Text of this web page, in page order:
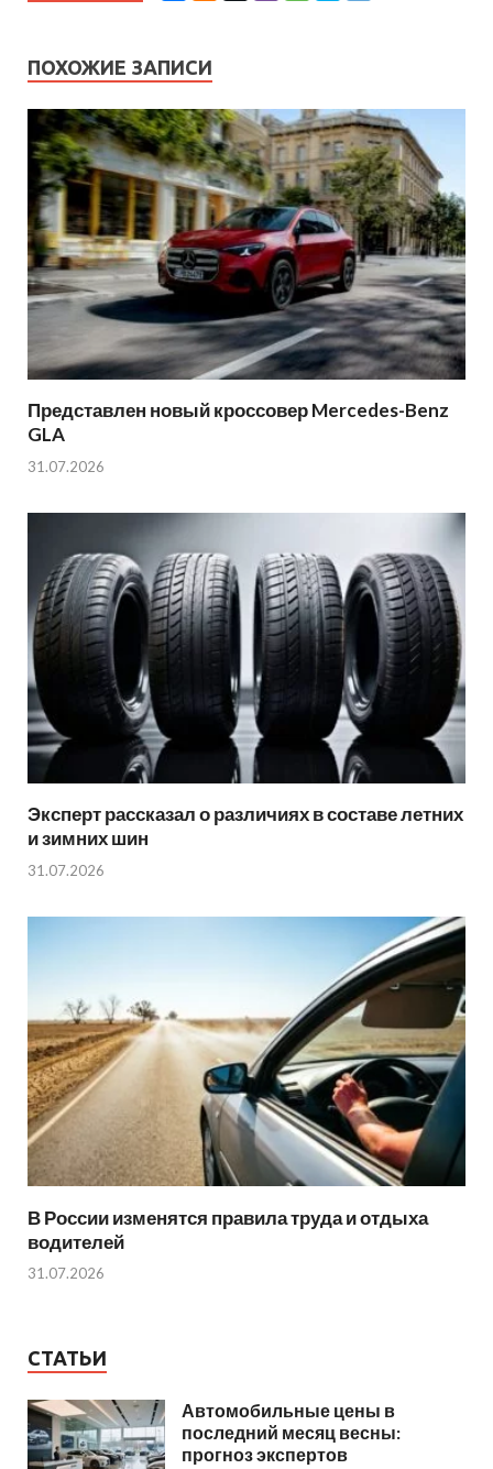
ПОХОЖИЕ ЗАПИСИ
Представлен новый кроссовер Mercedes-Benz
GLA
31.07.2026
Эксперт рассказал о различиях в составе летних
и зимних шин
31.07.2026
В России изменятся правила труда и отдыха
водителей
31.07.2026
СТАТЬИ
Автомобильные цены в
последний месяц весны:
прогноз экспертов